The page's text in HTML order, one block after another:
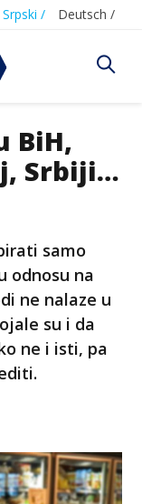
Srpski / Deutsch /
BiH,
Srbiji…
samo
odnosu na
ne nalaze u
su i da
ne i isti, pa